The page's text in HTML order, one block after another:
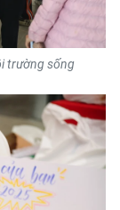
trường sống